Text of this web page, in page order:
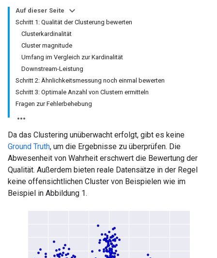
Auf dieser Seite
Schritt 1: Qualität der Clusterung bewerten
Clusterkardinalität
Cluster magnitude
Umfang im Vergleich zur Kardinalität
Downstream-Leistung
Schritt 2: Ähnlichkeitsmessung noch einmal bewerten
Schritt 3: Optimale Anzahl von Clustern ermitteln
Fragen zur Fehlerbehebung
Da das Clustering unüberwacht erfolgt, gibt es keine
Ground Truth, um die Ergebnisse zu überprüfen. Die
Abwesenheit von Wahrheit erschwert die Bewertung der
Qualität. Außerdem bieten reale Datensätze in der Regel
keine offensichtlichen Cluster von Beispielen wie im
Beispiel in Abbildung 1.